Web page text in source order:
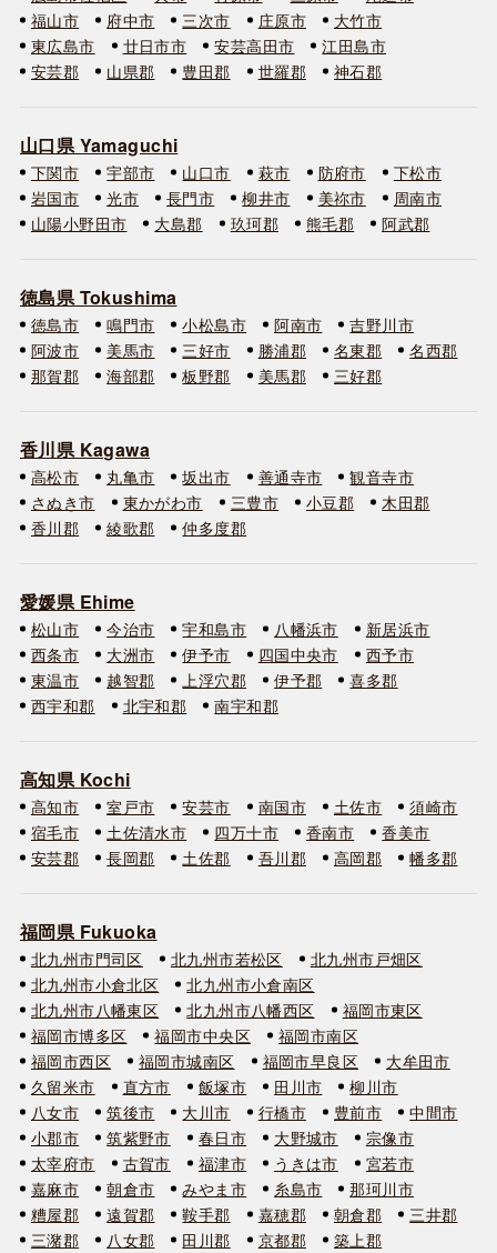
福山市
府中市 三次市 庄原市
大竹市
東広島市
廿日市市 安芸高田市
江田島市
安芸郡
山県郡 豊田郡 世羅郡 神石郡
山口県 Yamaguchi
下関市 宇部市 山口市 萩市 防府市
下松市
岩国市
光市 長門市 柳井市 美祢市
周南市
山陽小野田市
大島郡 玖珂郡 熊毛郡 阿武郡
徳島県 Tokushima
徳島市 鳴門市 小松島市 阿南市
吉野川市
阿波市
美馬市 三好市 勝浦郡 名東郡
名西郡
那賀郡
海部郡 板野郡 美馬郡 三好郡
香川県 Kagawa
高松市 丸亀市 坂出市 善通寺市
観音寺市
さぬき市
東かがわ市 三豊市 小豆郡
木田郡
香川郡
綾歌郡 仲多度郡
愛媛県 Ehime
松山市 今治市 宇和島市 八幡浜市
新居浜市
西条市
大洲市 伊予市 四国中央市
西予市
東温市
越智郡 上浮穴郡 伊予郡
喜多郡
西宇和郡
北宇和郡 南宇和郡
高知県 Kochi
高知市 室戸市 安芸市 南国市 土佐市
須崎市
宿毛市
土佐清水市 四万十市 香南市
香美市
安芸郡
長岡郡 土佐郡 吾川郡 高岡郡 幡多郡
福岡県 Fukuoka
北九州市門司区 北九州市若松区
北九州市戸畑区
北九州市小倉北区
北九州市小倉南区
北九州市八幡東区
北九州市八幡西区
福岡市東区
福岡市博多区
福岡市中央区
福岡市南区
福岡市西区
福岡市城南区 福岡市早良区
大牟田市
久留米市
直方市 飯塚市 田川市
柳川市
八女市
筑後市 大川市 行橋市 豊前市
中間市
小郡市
筑紫野市 春日市 大野城市
宗像市
太宰府市
古賀市 福津市 うきは市
宮若市
嘉麻市
朝倉市 みやま市 糸島市
那珂川市
糟屋郡
遠賀郡 鞍手郡 嘉穂郡 朝倉郡
三井郡
三潴郡
八女郡 田川郡 京都郡 築上郡